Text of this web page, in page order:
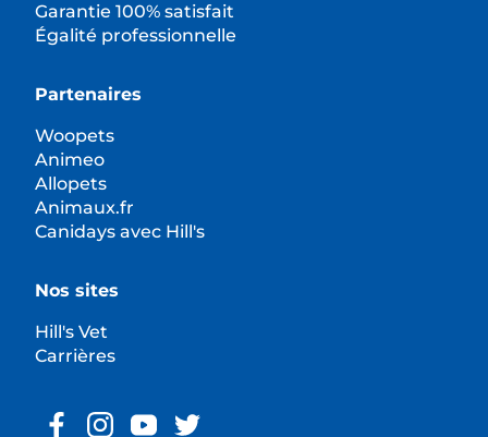
Garantie 100% satisfait
Égalité professionnelle
Partenaires
Woopets
Animeo
Allopets
Animaux.fr
Canidays avec Hill's
Nos sites
Hill's Vet
Carrières